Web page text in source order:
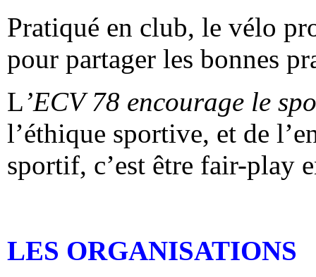
Pratiqué en club, le vélo
pour partager les bonnes
L’ECV 78 encourage le
l’éthique sportive, et de
sportif, c’est être fair-play
LES ORGANISATIONS